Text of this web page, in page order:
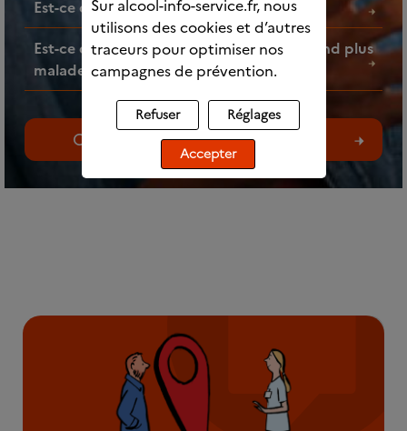
Est-ce que l’alcool fait grossir ?
Est-ce que faire des mélanges d’alcools rend plus
malade ?
Consultez toutes les questions
Sur alcool-info-service.fr, nous
utilisons des cookies et d’autres
traceurs pour optimiser nos
campagnes de prévention.
Refuser Réglages
Accepter